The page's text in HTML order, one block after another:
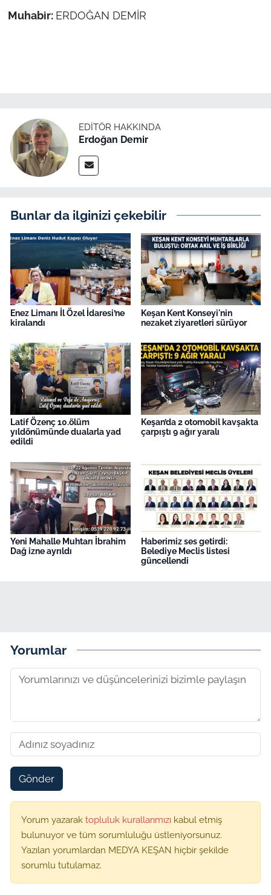
Muhabir: ERDOĞAN DEMİR
EDITÖR HAKKINDA
Erdoğan Demir
Bunlar da ilginizi çekebilir
Enez Limanı İl Özel İdaresi’ne
kiralandı
Keşan Kent Konseyi'nin
nezaket ziyaretleri sürüyor
Latif Özenç 10.ölüm
yıldönümünde dualarla yad
edildi
Keşan’da 2 otomobil kavşakta
çarpıştı 9 ağır yaralı
Yeni Mahalle Muhtarı İbrahim
Dağ izne ayrıldı
Haberimiz ses getirdi:
Belediye Meclis listesi
güncellendi
Yorumlar
Gönder
Yorum yazarak topluluk kurallarımızı kabul etmiş
bulunuyor ve tüm sorumluluğu üstleniyorsunuz.
Yazılan yorumlardan MEDYA KEŞAN hiçbir şekilde
sorumlu tutulamaz.